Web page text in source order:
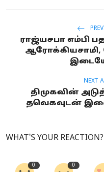
ராஜ்யசபா எம்பி
NEXT
திமுகவின்
தவெகவுடன்
WHAT'S YOUR REACTION?
0 0